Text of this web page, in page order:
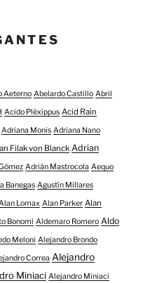
Aeterno Abelardo Castillo Abril
Acido Pléxippus Acid Rain
Adriana Monis Adriana Nano
Filak von Blanck Adrian
Adrián Mastrocola Aequo
Banegas Agustín Millares
Lomax Alan Parker Alan
Bonomi Aldemaro Romero Aldo
Meloni Alejandro Brondo
Correa Alejandro
Miniaci Alejandro Miniaci